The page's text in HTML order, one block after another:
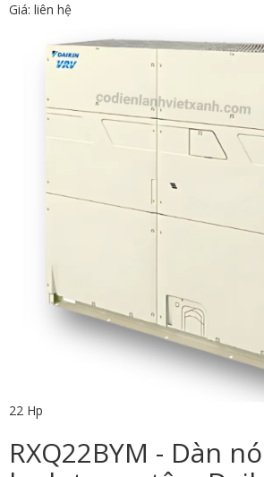
Giá: liên hệ
22 Hp
RXQ22BYM - Dàn